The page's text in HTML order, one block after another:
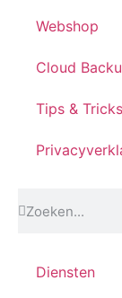
Webshop
Cloud
Tips & Tricks
Diensten